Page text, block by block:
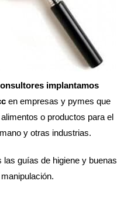
implantamos
en empresas y pymes que
o productos para el
y otras industrias.
las guías de higiene y buenas